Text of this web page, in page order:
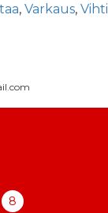
, Varkaus, Vihti
8